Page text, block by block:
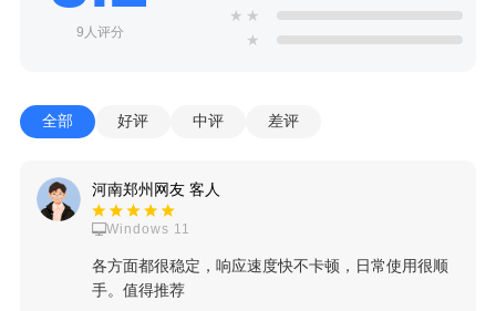
9人评分
★ ★
★
全部 好评 中评 差评
河南郑州网友 客人
Windows 11
各方面都很稳定，响应速度快不卡顿，日常使用很顺
手。值得推荐